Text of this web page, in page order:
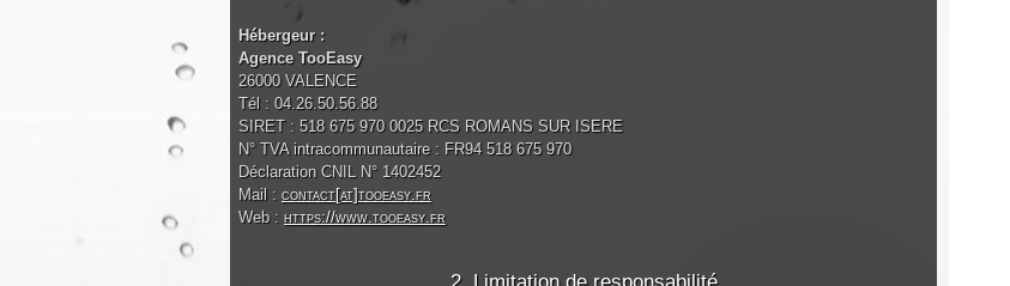
Hébergeur :
Agence TooEasy
26000 VALENCE
Tél : 04.26.50.56.88
SIRET : 518 675 970 0025 RCS ROMANS SUR ISERE
N° TVA intracommunautaire : FR94 518 675 970
Déclaration CNIL N° 1402452
Mail : contact[at]tooeasy.fr
Web : https://www.tooeasy.fr